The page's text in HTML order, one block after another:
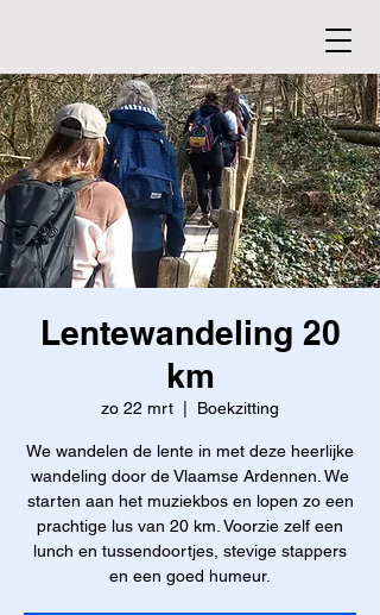
Lentewandeling 20
km
zo 22 mrt Boekzitting
We wandelen de lente in met deze heerlijke
wandeling door de Vlaamse Ardennen. We
starten aan het muziekbos en lopen zo een
prachtige lus van 20 km. Voorzie zelf een
lunch en tussendoortjes, stevige stappers
en een goed humeur.